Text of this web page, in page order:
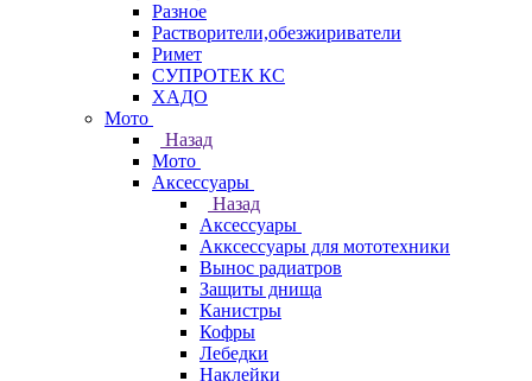
Разное
Растворители,обезжириватели
Римет
СУПРОТЕК КС
ХАДО
Мото
Назад
Мото
Аксессуары
Назад
Аксессуары
Акксессуары для мототехники
Вынос радиатров
Защиты днища
Канистры
Кофры
Лебедки
Наклейки